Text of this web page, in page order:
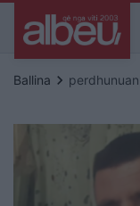
Ballina keyboard_arrow_right